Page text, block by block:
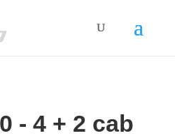
- 4 + 2 cab